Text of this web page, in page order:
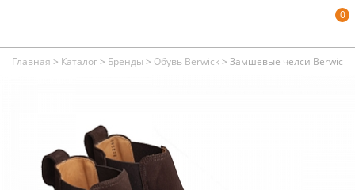
0
Главная > Каталог> Бренды > Обувь Berwick> Замшевые челси Berwick